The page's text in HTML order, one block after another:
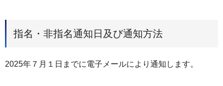
指名・非指名通知日及び通知方法
2025年７月１日までに電子メールにより通知します。